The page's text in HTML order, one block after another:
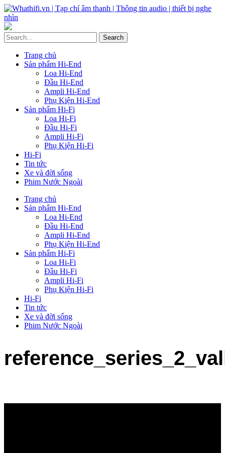
Trang chủ
Sản phẩm Hi-End
Loa Hi-End
Đầu Hi-End
Ampli Hi-End
Phụ Kiện Hi-End
Sản phẩm Hi-Fi
Loa Hi-Fi
Đầu Hi-Fi
Ampli Hi-Fi
Phụ Kiện Hi-Fi
Hi-Fi
Tin tức
Xe và đời sống
Phim Nước Ngoài
Trang chủ
Sản phẩm Hi-End
Loa Hi-End
Đầu Hi-End
Ampli Hi-End
Phụ Kiện Hi-End
Sản phẩm Hi-Fi
Loa Hi-Fi
Đầu Hi-Fi
Ampli Hi-Fi
Phụ Kiện Hi-Fi
Hi-Fi
Tin tức
Xe và đời sống
Phim Nước Ngoài